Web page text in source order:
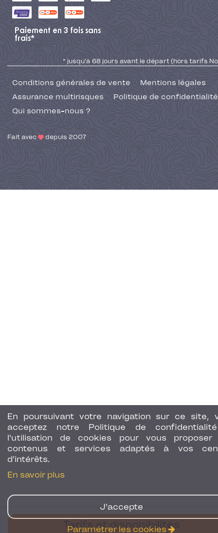
Tarifs et disponibilités
En poursuivant votre navigation sur ce site,
acceptez notre Politique de
l'utilisation de cookies pour vous proposer
contenus et services adaptés à vos
d'intérêts.
En savoir plus
J'accepte
Paramétrer les cookies
Paiement en 3 fois sans
frais*
* jusqu'à 68 jours avant le départ (hors tarifs No
Conditions générales de vente
Mentions légales
Assurance multirisques
Politique de confidentialité
Qui sommes-nous ?
Fait avec depuis 2007